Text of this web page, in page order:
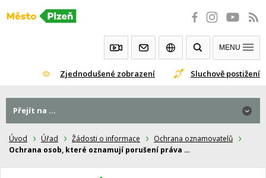
Přeskočit
Zjednodušené zobrazení Sluchově postižení
MENU
Úvod Úřad Žádosti o informace
Ochrana oznamovatelů
Ochrana osob, které oznamují porušení práva …
Přejít na ...